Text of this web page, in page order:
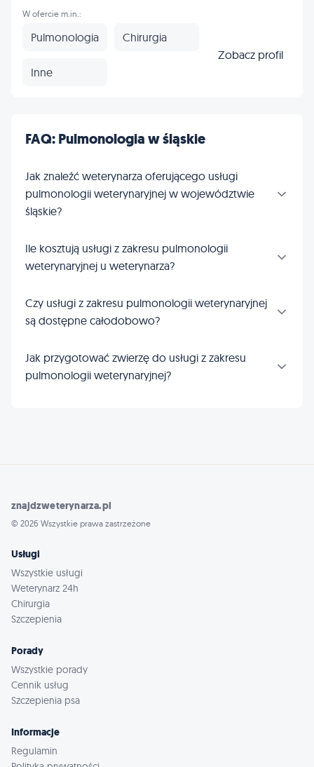
W ofercie m.in.:
Pulmonologia Chirurgia
Inne
Zobacz profil
FAQ: Pulmonologia w śląskie
Jak znaleźć weterynarza oferującego usługi
pulmonologii weterynaryjnej w województwie
śląskie?
Ile kosztują usługi z zakresu pulmonologii
weterynaryjnej u weterynarza?
Czy usługi z zakresu pulmonologii weterynaryjnej
są dostępne całodobowo?
Jak przygotować zwierzę do usługi z zakresu
pulmonologii weterynaryjnej?
znajdzweterynarza.pl
© 2026 Wszystkie prawa zastrzeżone
Usługi
Wszystkie usługi
Weterynarz 24h
Chirurgia
Szczepienia
Porady
Wszystkie porady
Cennik usług
Szczepienia psa
Informacje
Regulamin